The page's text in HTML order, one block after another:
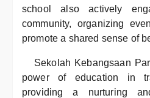
school also actively
community, organizing
promote a shared sense of
Sekolah Kebangsaan
power of education in
providing a nurturing